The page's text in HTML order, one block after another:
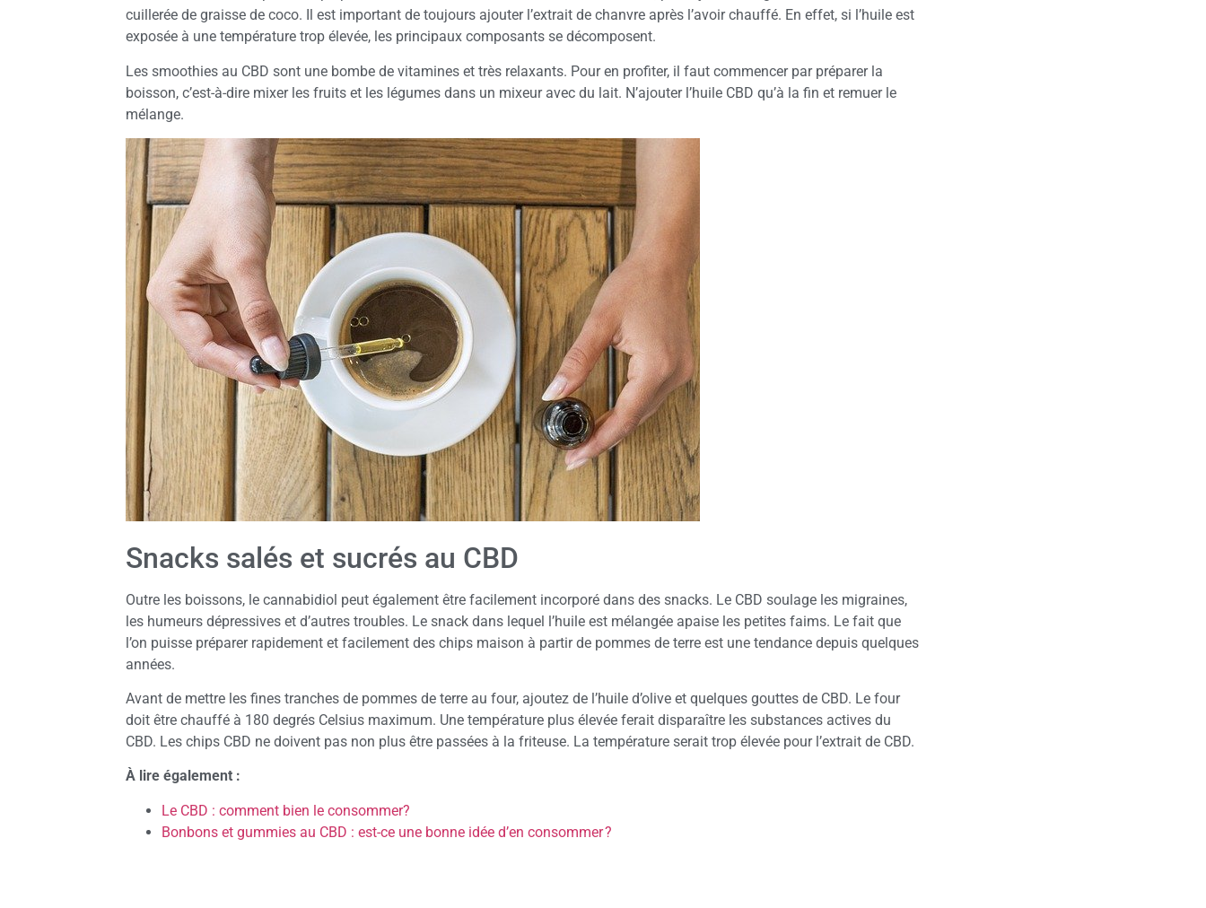
cuillerée de graisse de coco. Il est important de toujours ajouter l’extrait de chanvre après l’avoir chauffé. En effet, si l’huile est
exposée à une température trop élevée, les principaux composants se décomposent.
Les smoothies au CBD sont une bombe de vitamines et très relaxants. Pour en profiter, il faut commencer par préparer la
boisson, c’est-à-dire mixer les fruits et les légumes dans un mixeur avec du lait. N’ajouter l’huile CBD qu’à la fin et remuer le
mélange.
Snacks salés et sucrés au CBD
Outre les boissons, le cannabidiol peut également être facilement incorporé dans des snacks. Le CBD soulage les migraines,
les humeurs dépressives et d’autres troubles. Le snack dans lequel l’huile est mélangée apaise les petites faims. Le fait que
l’on puisse préparer rapidement et facilement des chips maison à partir de pommes de terre est une tendance depuis quelques
années.
Avant de mettre les fines tranches de pommes de terre au four, ajoutez de l’huile d’olive et quelques gouttes de CBD. Le four
doit être chauffé à 180 degrés Celsius maximum. Une température plus élevée ferait disparaître les substances actives du
CBD. Les chips CBD ne doivent pas non plus être passées à la friteuse. La température serait trop élevée pour l’extrait de CBD.
À lire également :
Le CBD : comment bien le consommer?
Bonbons et gummies au CBD : est-ce une bonne idée d’en consommer ?